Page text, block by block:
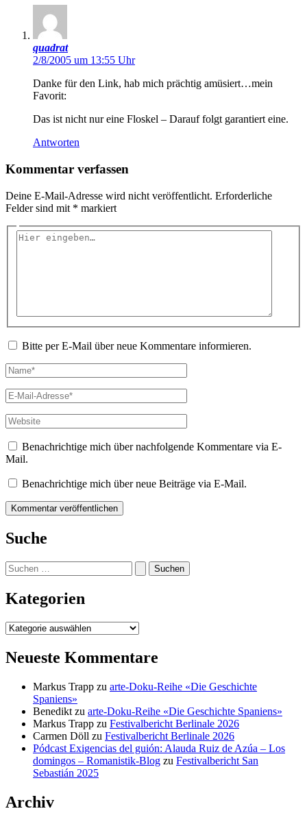
quadrat
2/8/2005 um 13:55 Uhr
Danke für den Link, hab mich prächtig amüsiert…mein
Favorit:
Das ist nicht nur eine Floskel – Darauf folgt garantiert eine.
Antworten
Kommentar verfassen
Deine E-Mail-Adresse wird nicht veröffentlicht. Erforderliche
Felder sind mit * markiert
Hier
Bitte per E-Mail über neue Kommentare informieren.
Name*
E-
Mail-
Adresse*
Website
Benachrichtige mich über nachfolgende Kommentare via E-
Mail.
Benachrichtige mich über neue Beiträge via E-Mail.
Suche
Suchen
nach:
Kategorien
Kategorien
Neueste Kommentare
Markus Trapp zu arte-Doku-Reihe «Die Geschichte
Spaniens»
Benedikt zu arte-Doku-Reihe «Die Geschichte Spaniens»
Markus Trapp zu Festivalbericht Berlinale 2026
Carmen Döll zu Festivalbericht Berlinale 2026
Pódcast Exigencias del guión: Alauda Ruiz de Azúa – Los
domingos – Romanistik-Blog zu Festivalbericht San
Sebastián 2025
Archiv